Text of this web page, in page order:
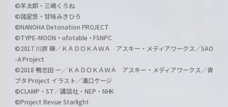
©羊太郎・三嶋くろね
©諸星悠・甘味みきひろ
©NANOHA Detonation PROJECT
©TYPE-MOON・ufotable・FSNPC
©2017 川原 礫／ＫＡＤＯＫＡＷＡ アスキー・メディアワークス／SAO
-A Project
©2018 鴨志田 一／ＫＡＤＯＫＡＷＡ アスキー・メディアワークス／青
ブタ Project イラスト／溝口ケージ
©CLAMP・ST／講談社・NEP・NHK
©Project Revue Starlight